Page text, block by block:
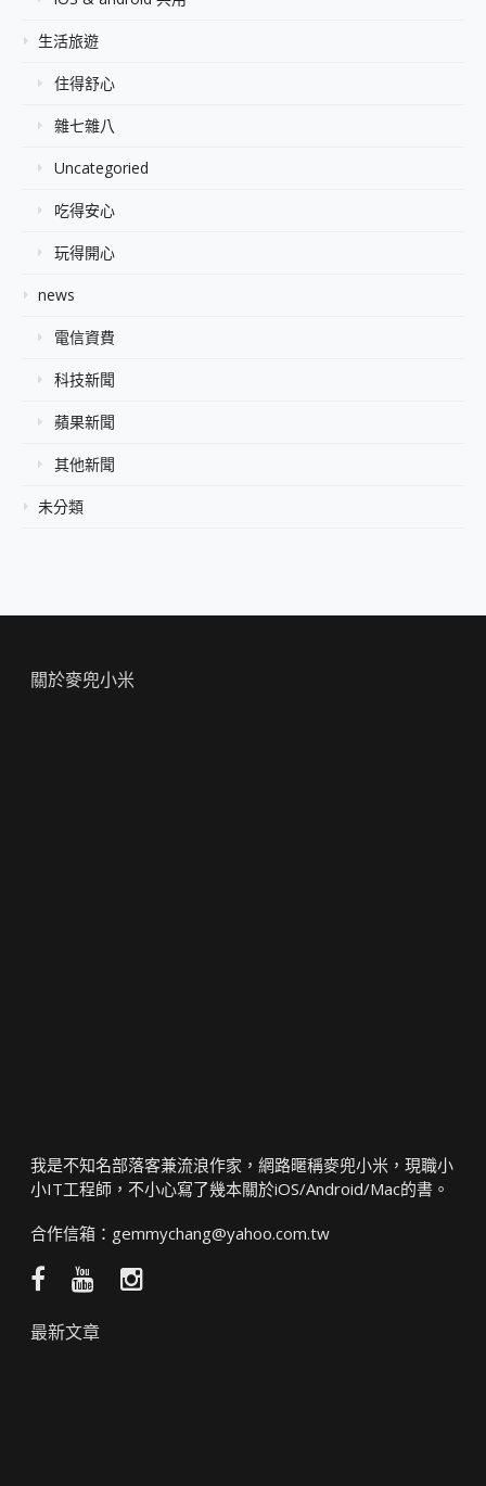
生活旅遊
住得舒心
雜七雜八
Uncategoried
吃得安心
玩得開心
news
電信資費
科技新聞
蘋果新聞
其他新聞
未分類
關於麥兜小米
我是不知名部落客兼流浪作家，網路暱稱麥兜小米，現職小
小IT工程師，不小心寫了幾本關於iOS/Android/Mac的書。
合作信箱： gemmychang@yahoo.com.tw
Facebook
團
YouTube
頻
Instagram
最新文章